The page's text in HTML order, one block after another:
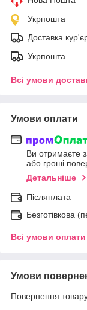
Укрпошта
Доставка
Укрпошта
Всі умови
Умови оплати
Ви отримаєте
або гроші
Детальніше
Післяплата
Безготівкова
Всі умови оплати
Умови
Повернення